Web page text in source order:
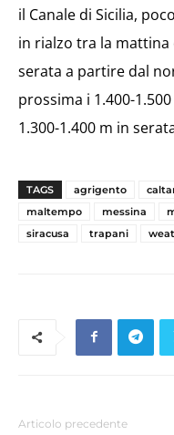
il Canale di Sicilia,
in rialzo tra la mattina
serata a partire dal
prossima i 1.400-
1.300-1.400 m in
TAGS agrigento
maltempo
messina
siracusa
trapani
Articolo precedente